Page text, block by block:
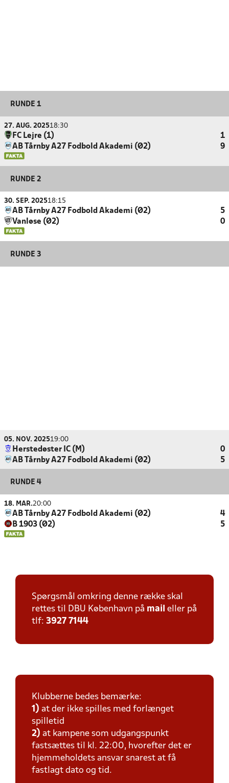
RUNDE 1
27. AUG. 202518:30
FC Lejre (1)
1
AB Tårnby A27 Fodbold Akademi (Ø2)
9
RUNDE 2
30. SEP. 202518:15
AB Tårnby A27 Fodbold Akademi (Ø2)
5
Vanløse (Ø2)
0
RUNDE 3
05. NOV. 202519:00
Herstedøster IC (M)
0
AB Tårnby A27 Fodbold Akademi (Ø2)
5
RUNDE 4
18. MAR.20:00
AB Tårnby A27 Fodbold Akademi (Ø2)
4
B 1903 (Ø2)
5
Spørgsmål omkring denne række skal
rettes til DBU København på mail eller på
tlf: 3927 7144
Klubberne bedes bemærke:
1) at der ikke spilles med forlænget
spilletid
2) at kampene som udgangspunkt
fastsættes til kl. 22:00, hvorefter det er
hjemmeholdets ansvar snarest at få
fastlagt dato og tid.